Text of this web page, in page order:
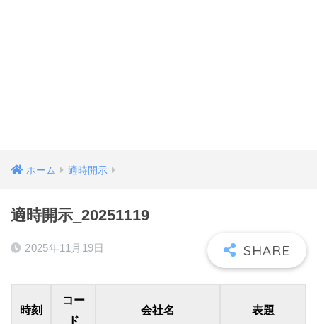
ホーム 適時開示
適時開示_20251119
2025年11月19日
時刻
コー
ド
会社名 表題